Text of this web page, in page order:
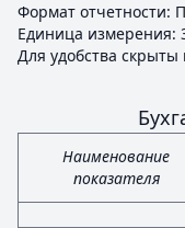
Формат отчетности:
Единица измерения:
Для удобства скрыты
Наименование
показателя